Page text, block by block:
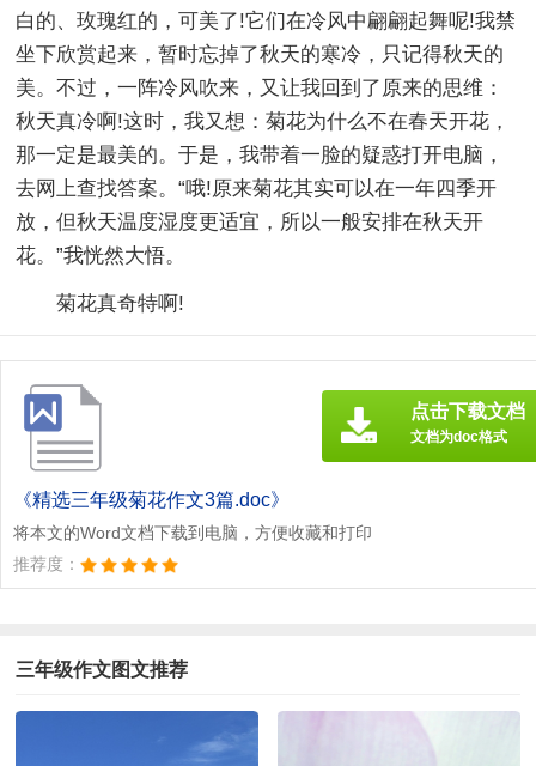
白的、玫瑰红的，可美了!它们在冷风中翩翩起舞呢!我禁
坐下欣赏起来，暂时忘掉了秋天的寒冷，只记得秋天的
美。不过，一阵冷风吹来，又让我回到了原来的思维：
秋天真冷啊!这时，我又想：菊花为什么不在春天开花，
那一定是最美的。于是，我带着一脸的疑惑打开电脑，
去网上查找答案。“哦!原来菊花其实可以在一年四季开
放，但秋天温度湿度更适宜，所以一般安排在秋天开
花。”我恍然大悟。
菊花真奇特啊!
《精选三年级菊花作文3篇.doc》
将本文的Word文档下载到电脑，方便收藏和打印
推荐度：
点击下载文档
文档为doc格式
三年级作文图文推荐